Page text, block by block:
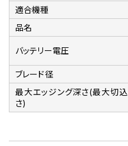
適合機種
品名
バッテリー電圧
ブレード径
最大エッジング深さ(最大切
さ)